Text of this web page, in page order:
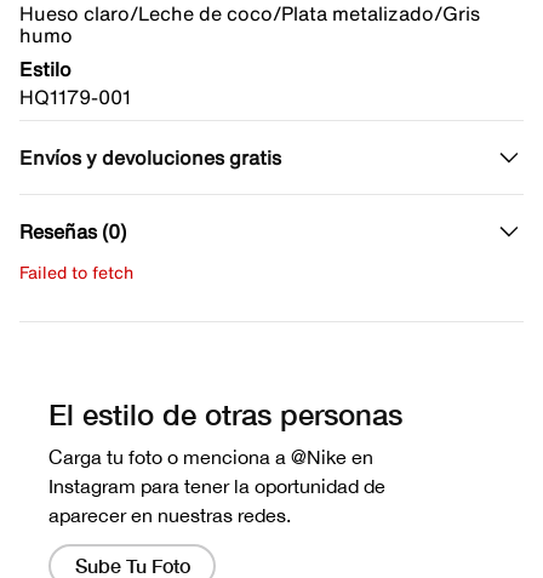
Hueso claro/Leche de coco/Plata metalizado/Gris
humo
Estilo
HQ1179-001
Envíos y devoluciones gratis
Reseñas (0)
Failed to fetch